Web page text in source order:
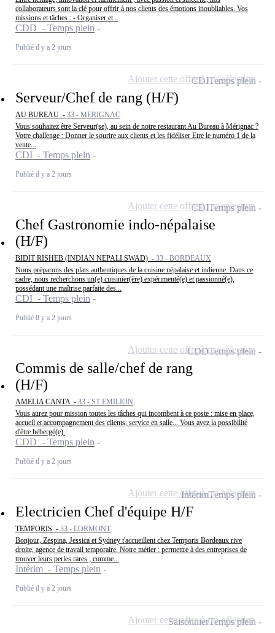
collaborateurs sont la clé pour offrir à nos clients des émotions inoubliables. Vos
missions et tâches : - Organiser et...
CDD - Temps plein
Publié il y a 2 jours
Serveur/Chef de rang (H/F)
AU BUREAU - 33 - MERIGNAC
Vous souhaitez être Serveur(se), au sein de notre restaurant Au Bureau à Mérignac ?
Votre challenge : Donner le sourire aux clients et les fidéliser Etre le numéro 1 de la
vente...
CDI - Temps plein
Publié il y a 2 jours
CDITemps plein
Ajouter cette offre à ma sélection
Chef Gastronomie indo-népalaise
(H/F)
BIDIT RISHEB (INDIAN NEPALI SWAD) - 33 - BORDEAUX
Nous préparons des plats authentiques de la cuisine népalaise et indienne. Dans ce
cadre, nous recherchons un(e) cuisinier(ère) expérimenté(e) et passionné(e),
possédant une maîtrise parfaite des...
CDI - Temps plein
Publié il y a 2 jours
CDITemps plein
Ajouter cette offre à ma sélection
Commis de salle/chef de rang
(H/F)
AMELIA CANTA - 33 - ST EMILION
Vous aurez pour mission toutes les tâches qui incombent à ce poste : mise en place,
accueil et accompagnement des clients, service en salle... Vous avez la possibilité
d'être hébergé(e).
CDD - Temps plein
Publié il y a 2 jours
CDDTemps plein
Ajouter cette offre à ma sélection
Electricien Chef d'équipe H/F
TEMPORIS - 33 - LORMONT
Bonjour, Zespina, Jessica et Sydney t'accueillent chez Temporis Bordeaux rive
droite, agence de travail temporaire. Notre métier : permettre à des entreprises de
trouver leurs perles rares ; comme...
Intérim - Temps plein
Publié il y a 2 jours
IntérimTemps plein
Ajouter cette offre à ma sélection
SaisonnierTemps plein
Ajouter cette offre à ma sélection